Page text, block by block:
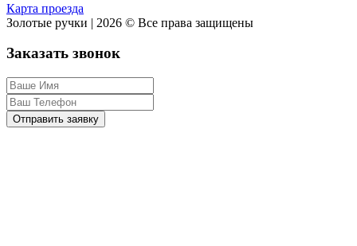
Карта проезда
Золотые ручки | 2026 © Все права защищены
Заказать звонок
Отправить заявку